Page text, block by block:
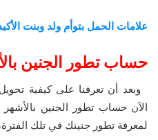
علامات الحمل بتوأم ولد وبنت
حساب تطور الجنين
وبعد أن تعرفنا على كيفية
الآن حساب تطور الجنين
لمعرفة تطور جنينك في تلك